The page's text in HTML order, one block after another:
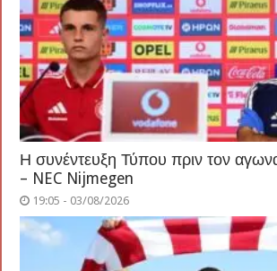
Η συνέντευξη Τύπου πριν τον
– NEC Nijmegen
19:05 - 03/08/2026